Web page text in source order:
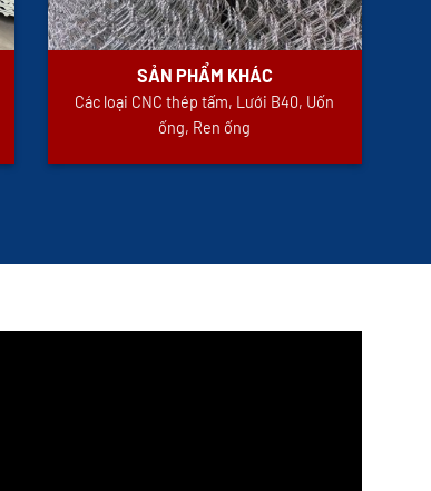
SẢN PHẨM KHÁC
Các loại CNC thép tấm, Lưới B40, Uốn
ống, Ren ống